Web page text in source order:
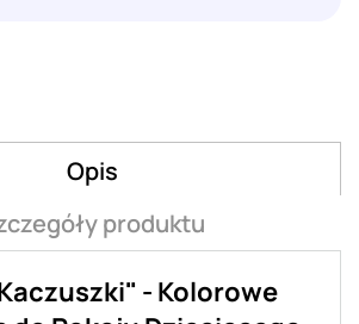
Opis
produktu
- Kolorowe